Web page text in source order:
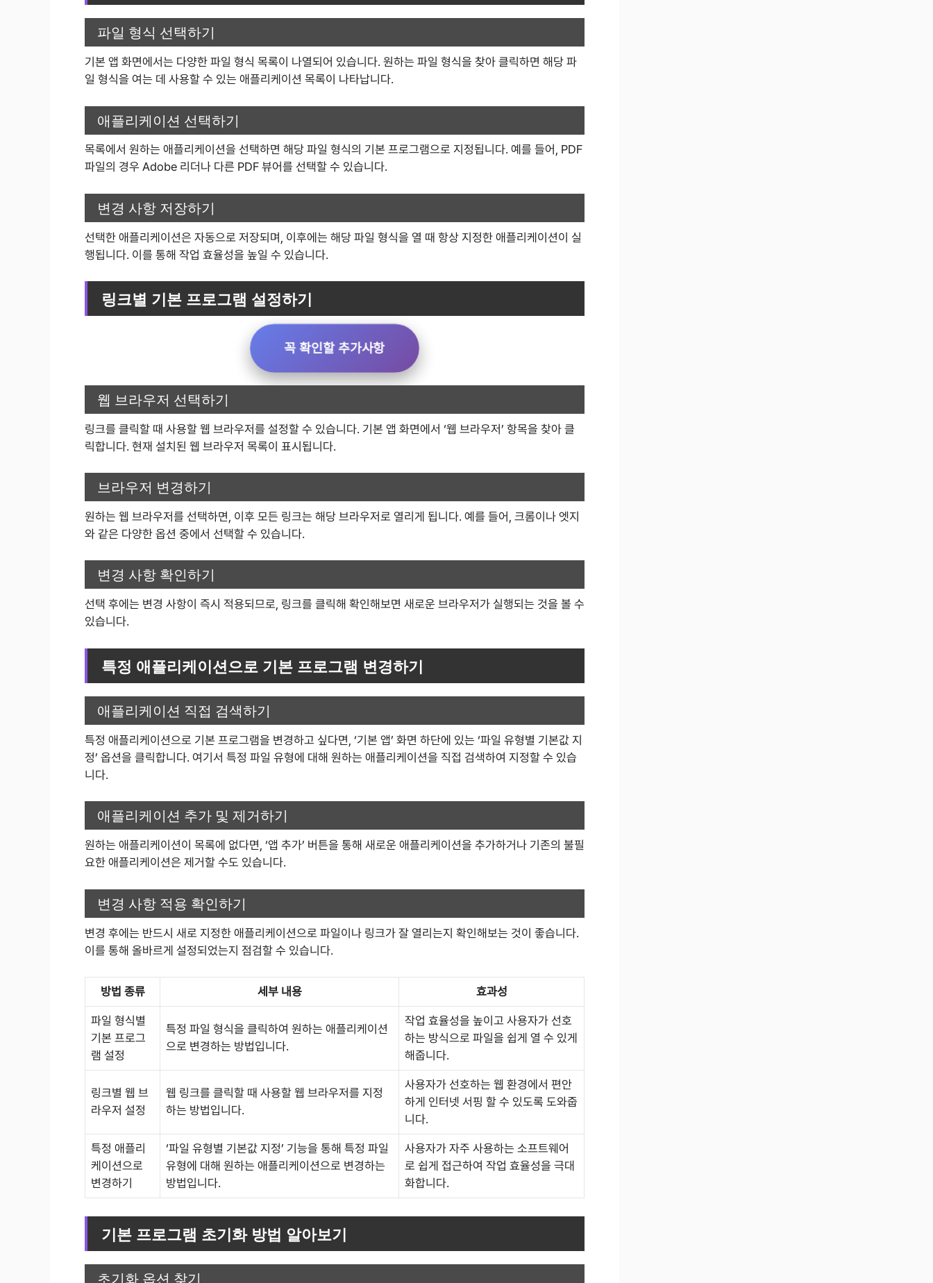
파일 형식 선택하기
기본 앱 화면에서는 다양한 파일 형식 목록이 나열되어 있습니다. 원하는 파일 형식을 찾아 클릭하면 해당 파
일 형식을 여는 데 사용할 수 있는 애플리케이션 목록이 나타납니다.
애플리케이션 선택하기
목록에서 원하는 애플리케이션을 선택하면 해당 파일 형식의 기본 프로그램으로 지정됩니다. 예를 들어, PDF
파일의 경우 Adobe 리더나 다른 PDF 뷰어를 선택할 수 있습니다.
변경 사항 저장하기
선택한 애플리케이션은 자동으로 저장되며, 이후에는 해당 파일 형식을 열 때 항상 지정한 애플리케이션이 실
행됩니다. 이를 통해 작업 효율성을 높일 수 있습니다.
링크별 기본 프로그램 설정하기
꼭 확인할 추가사항
웹 브라우저 선택하기
링크를 클릭할 때 사용할 웹 브라우저를 설정할 수 있습니다. 기본 앱 화면에서 ‘웹 브라우저’ 항목을 찾아 클
릭합니다. 현재 설치된 웹 브라우저 목록이 표시됩니다.
브라우저 변경하기
원하는 웹 브라우저를 선택하면, 이후 모든 링크는 해당 브라우저로 열리게 됩니다. 예를 들어, 크롬이나 엣지
와 같은 다양한 옵션 중에서 선택할 수 있습니다.
변경 사항 확인하기
선택 후에는 변경 사항이 즉시 적용되므로, 링크를 클릭해 확인해보면 새로운 브라우저가 실행되는 것을 볼 수
있습니다.
특정 애플리케이션으로 기본 프로그램 변경하기
애플리케이션 직접 검색하기
특정 애플리케이션으로 기본 프로그램을 변경하고 싶다면, ‘기본 앱’ 화면 하단에 있는 ‘파일 유형별 기본값 지
정’ 옵션을 클릭합니다. 여기서 특정 파일 유형에 대해 원하는 애플리케이션을 직접 검색하여 지정할 수 있습
니다.
애플리케이션 추가 및 제거하기
원하는 애플리케이션이 목록에 없다면, ‘앱 추가’ 버튼을 통해 새로운 애플리케이션을 추가하거나 기존의 불필
요한 애플리케이션은 제거할 수도 있습니다.
변경 사항 적용 확인하기
변경 후에는 반드시 새로 지정한 애플리케이션으로 파일이나 링크가 잘 열리는지 확인해보는 것이 좋습니다.
이를 통해 올바르게 설정되었는지 점검할 수 있습니다.
방법 종류 세부 내용 효과성
파일 형식별
기본 프로그
램 설정
특정 파일 형식을 클릭하여 원하는 애플리케이션
으로 변경하는 방법입니다.
작업 효율성을 높이고 사용자가 선호
하는 방식으로 파일을 쉽게 열 수 있게
해줍니다.
링크별 웹 브
라우저 설정
웹 링크를 클릭할 때 사용할 웹 브라우저를 지정
하는 방법입니다.
사용자가 선호하는 웹 환경에서 편안
하게 인터넷 서핑 할 수 있도록 도와줍
니다.
특정 애플리
케이션으로
변경하기
‘파일 유형별 기본값 지정’ 기능을 통해 특정 파일
유형에 대해 원하는 애플리케이션으로 변경하는
방법입니다.
사용자가 자주 사용하는 소프트웨어
로 쉽게 접근하여 작업 효율성을 극대
화합니다.
기본 프로그램 초기화 방법 알아보기
초기화 옵션 찾기